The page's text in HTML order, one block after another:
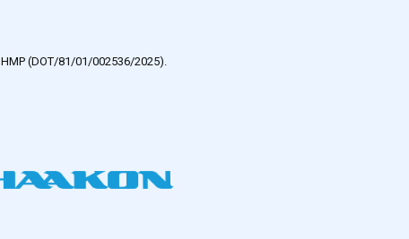
(DOT/81/01/002536/2025).